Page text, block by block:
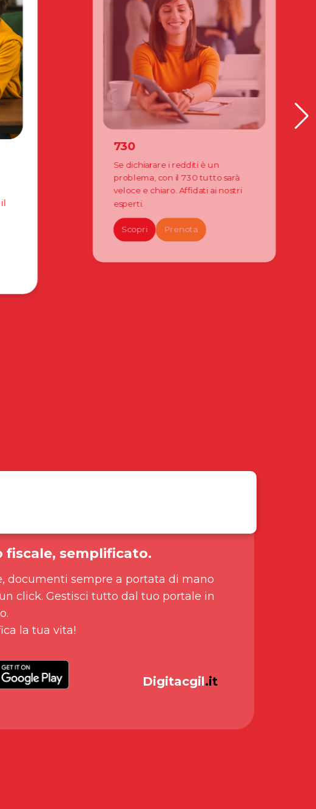
730
Se dichiarare i redditi è un
problema, con il 730 tutto sarà
veloce e chiaro. Affidati ai nostri
esperti.
Scopri Prenota
semplificato.
documenti sempre a portata di mano
click. Gestisci tutto dal tuo portale in
la tua vita!
Digitacgil.it